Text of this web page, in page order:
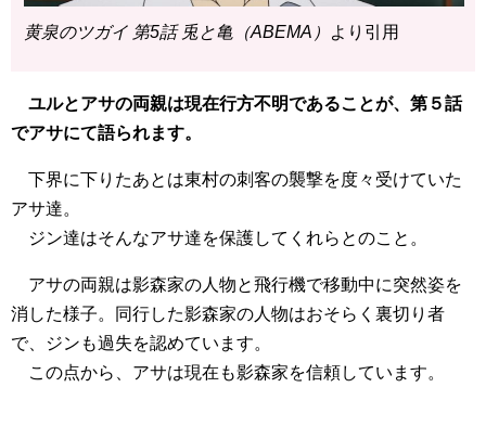
黄泉のツガイ 第5話 兎と亀（ABEMA） より引用
ユルとアサの両親は現在行方不明であることが、第５話
でアサにて語られます。
下界に下りたあとは東村の刺客の襲撃を度々受けていた
アサ達。
ジン達はそんなアサ達を保護してくれらとのこと。
アサの両親は影森家の人物と飛行機で移動中に突然姿を
消した様子。同行した影森家の人物はおそらく裏切り者
で、ジンも過失を認めています。
この点から、アサは現在も影森家を信頼しています。